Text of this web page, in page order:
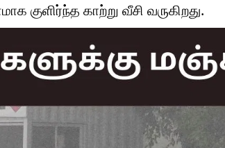
குளிர்ந்த காற்று வீசி வருகிறது.